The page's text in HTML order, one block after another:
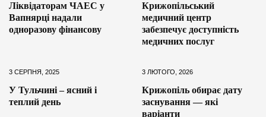
Ліквідаторам ЧАЕС у
Вапнярці надали
одноразову фінансову
Крижопільський
медичний центр
забезпечує доступність
медичних послуг
3 СЕРПНЯ, 2025
У Тульчині – ясний і
теплий день
3 ЛЮТОГО, 2026
Крижопіль обирає дату
заснування — які
варіанти